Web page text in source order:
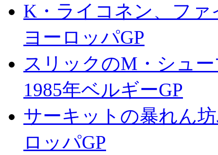
K・ライコネン、ファ
ヨーロッパGP
スリックのM・シュ
1985年ベルギーGP
サーキットの暴れん
ロッパGP